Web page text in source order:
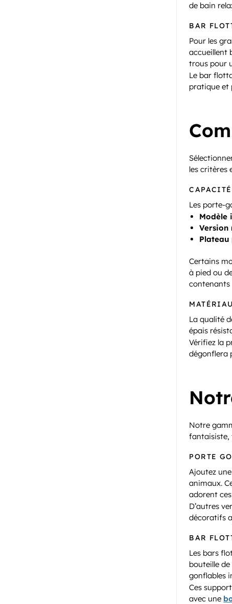
de bain
BAR
Pour les
accueillent
trous pour
Le bar
pratique et
les critères
Les porte-
Modèle
Version
Certains
à pied ou
contenants
La qualité
épais
Vérifiez la
dégonflera
Notre
fantaisiste,
PORTE
Ajoutez
animaux.
adorent
D’autres
décoratifs
BAR
Les bars
bouteille
gonflables
Ces
avec une